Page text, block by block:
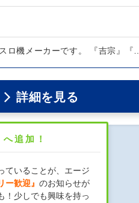
ロ機メーカーです。 『吉宗』『…
詳細を見る
追加！
ていることが、エージ
ー歓迎』 のお知らせが
！少しでも興味を持っ